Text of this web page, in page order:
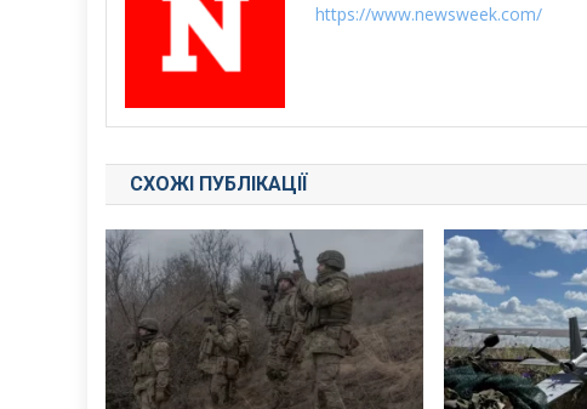
https://www.newsweek.com/
СХОЖІ ПУБЛІКАЦІЇ